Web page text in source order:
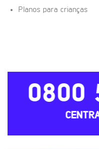
Planos para crianças
0800